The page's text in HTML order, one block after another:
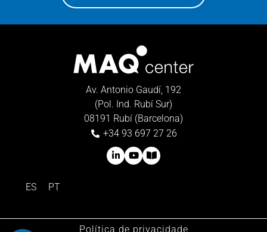
Av. Antonio Gaudí, 192
(Pol. Ind. Rubí Sur)
08191 Rubí (Barcelona)
+34 93 697 27 26
ES PT
Política de privacidade